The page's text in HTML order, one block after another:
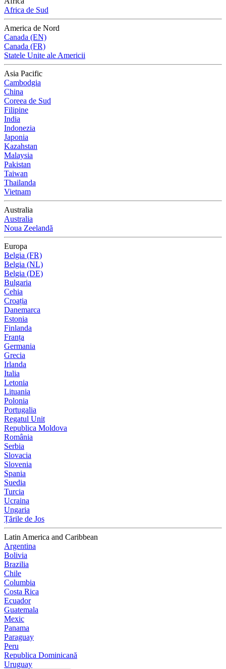
Africa de Sud
America de Nord
Canada (EN)
Canada (FR)
Statele Unite ale Americii
Asia Pacific
Cambodgia
China
Coreea de Sud
Filipine
India
Indonezia
Japonia
Kazahstan
Malaysia
Pakistan
Taiwan
Thailanda
Vietnam
Australia
Australia
Noua Zeelandă
Europa
Belgia (FR)
Belgia (NL)
Belgia (DE)
Bulgaria
Cehia
Croația
Danemarca
Estonia
Finlanda
Franța
Germania
Grecia
Irlanda
Italia
Letonia
Lituania
Polonia
Portugalia
Regatul Unit
Republica Moldova
România
Serbia
Slovacia
Slovenia
Spania
Suedia
Turcia
Ucraina
Ungaria
Țările de Jos
Latin America and Caribbean
Argentina
Bolivia
Brazilia
Chile
Columbia
Costa Rica
Ecuador
Guatemala
Mexic
Panama
Paraguay
Peru
Republica Dominicană
Uruguay